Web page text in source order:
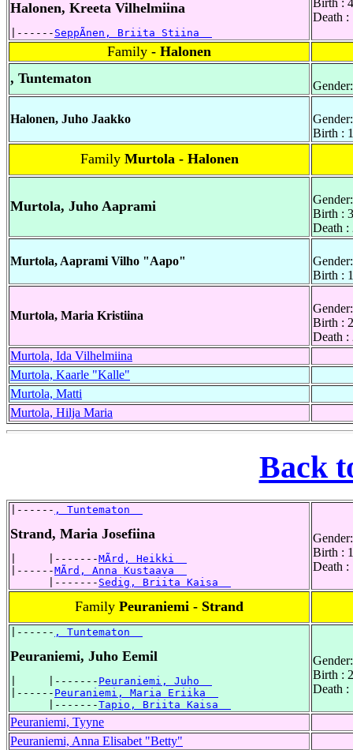
Halonen, Kreeta Vilhelmiina
|------ SeppÃnen, Briita Stiina
Birth :
Death
Family - Halonen
, Tuntematon
Halonen, Juho Jaakko
Birth :
Family Murtola - Halonen
Murtola, Juho Aaprami
Birth :
Death :
Murtola, Aaprami Vilho "Aapo"
Birth :
Murtola, Maria Kristiina
Birth :
Death :
Murtola, Ida Vilhelmiina
Murtola, Kaarle "Kalle"
Murtola, Matti
Murtola, Hilja Maria
Back
|------ , Tuntematon
Strand, Maria Josefiina
|     |-------MÃrd, Heikki
|------MÃrd, Anna Kustaava
      |-------
Sedig, Briita Kaisa
Birth :
Death :
Family Peuraniemi - Strand
|------ , Tuntematon
Peuraniemi, Juho Eemil
|     |------- Peuraniemi, Juho
|------ Peuraniemi, Maria Eriika
      |-------
Tapio, Briita Kaisa
Birth :
Death :
Peuraniemi, Tyyne
Peuraniemi, Anna Elisabet "Betty"